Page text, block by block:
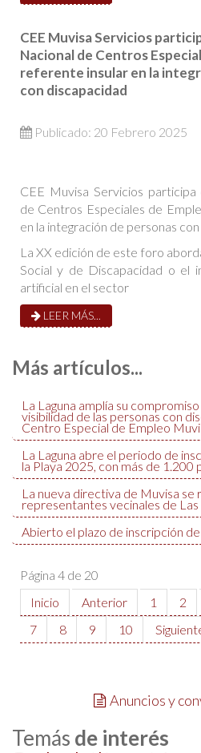
CEE Muvisa Servicios
Nacional de Centros
referente insular en la
con discapacidad
Publicado: 20 Febrero 2025
CEE Muvisa Servicios
de Centros Especiales de
en la integración de personas
La XX edición de este foro
Social y de Discapacidad o el
artificial en el sector
LEER MÁS...
Más artículos...
La Laguna amplía su
visibilidad de las personas con
Centro Especial de Empleo
La Laguna abre el periodo de
la Playa 2025, con más de 1.200
La nueva directiva de Muvisa se
representantes vecinales de
Abierto el plazo de inscripción
Página 4 de 20
Inicio
Anterior 1 2
7
8 9 10
Anuncios y
Temás de interés